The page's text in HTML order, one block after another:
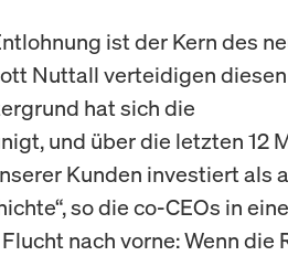
ist der Kern des
Nuttall verteidigen
hat sich die
und über die letzten 12
Kunden investiert als
so die co-CEOs in
nach vorne: Wenn die